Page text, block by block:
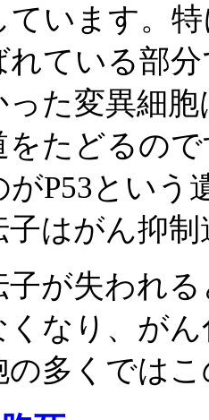
ています。
れている部
った変異細
をたどるの
がP53という
子はがん抑
子が失われ
くなり、が
の多くでは